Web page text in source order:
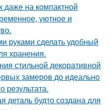
даже на компактной
уютное и
руками сделать удобный
хранения.
стильной декоративной
замеров до идеально
результата.
деталь будто создана для